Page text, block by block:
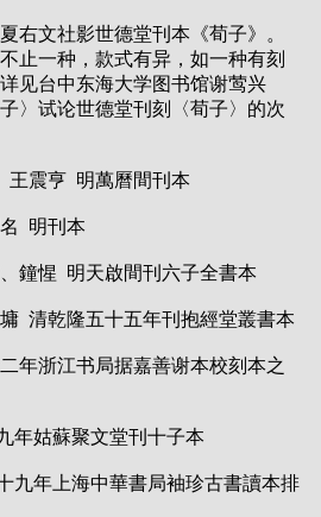
右文社影世德堂刊本《荀子》。
止一种，款式有异，如一种有刻
见台中东海大学图书馆谢莺兴
〉试论世德堂刊刻〈荀子〉的次
王震亨 明萬曆間刊本
明刊本
鐘惺 明天啟間刊六子全書本
清乾隆五十五年刊抱經堂叢書本
年浙江书局据嘉善谢本校刻本之
年姑蘇聚文堂刊十子本
九年上海中華書局袖珍古書讀本排